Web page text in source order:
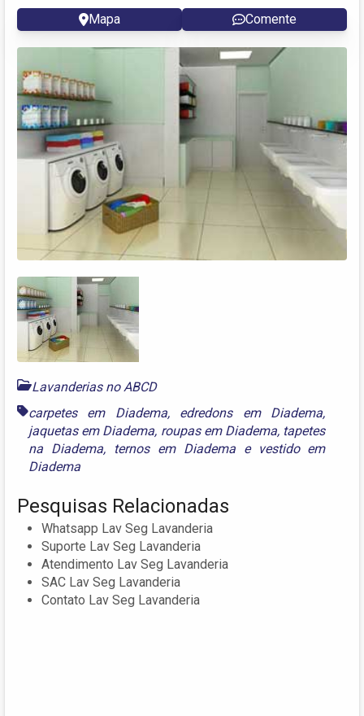
Mapa Comente
Lavanderias no ABCD
carpetes em Diadema, edredons em Diadema,
jaquetas em Diadema, roupas em Diadema, tapetes
na Diadema, ternos em Diademae vestido em
Diadema
Pesquisas Relacionadas
Whatsapp Lav Seg Lavanderia
Suporte Lav Seg Lavanderia
Atendimento Lav Seg Lavanderia
SAC Lav Seg Lavanderia
Contato Lav Seg Lavanderia